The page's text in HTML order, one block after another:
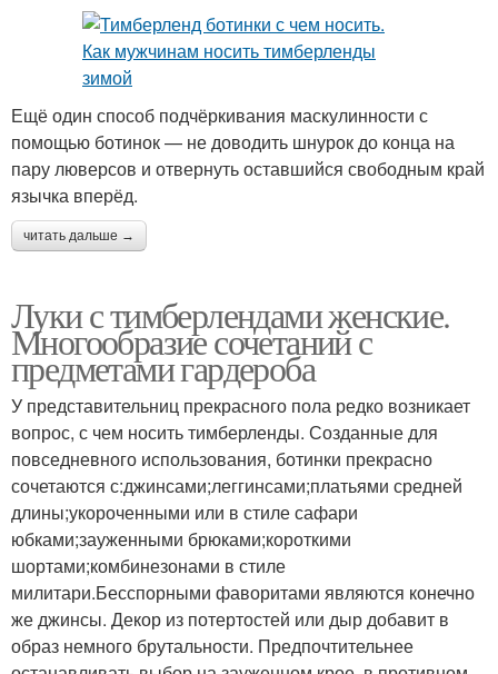
Ещё один способ подчёркивания маскулинности с
помощью ботинок — не доводить шнурок до конца на
пару люверсов и отвернуть оставшийся свободным край
язычка вперёд.
читать дальше →
Луки с тимберлендами женские.
Многообразие сочетаний с
предметами гардероба
У представительниц прекрасного пола редко возникает
вопрос, с чем носить тимберленды. Созданные для
повседневного использования, ботинки прекрасно
сочетаются с:джинсами;леггинсами;платьями средней
длины;укороченными или в стиле сафари
юбками;зауженными брюками;короткими
шортами;комбинезонами в стиле
милитари.Бесспорными фаворитами являются конечно
же джинсы. Декор из потертостей или дыр добавит в
образ немного брутальности. Предпочтительнее